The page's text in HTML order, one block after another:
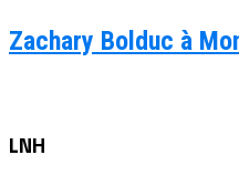
Zachary Bolduc à
LNH